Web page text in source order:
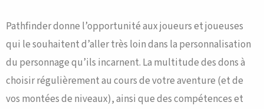
Pathfinder donne l’opportunité aux joueurs et joueuses
qui le souhaitent d’aller très loin dans la personnalisation
du personnage qu’ils incarnent. La multitude des dons à
choisir régulièrement au cours de votre aventure (et de
vos montées de niveaux), ainsi que des compétences et